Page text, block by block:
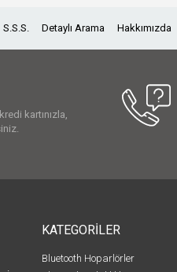
S.S.S. Detaylı Arama Hakkımızda
kartınızla,
KATEGORİLER
Bluetooth Hoparlörler